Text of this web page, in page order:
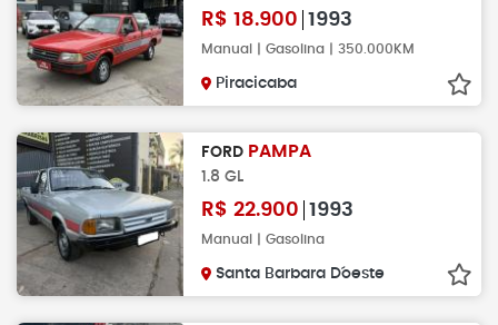
R$ 18.900 1993
Manual | Gasolina | 350.000KM
Piracicaba
FORD PAMPA
1.8 GL
R$ 22.900 1993
Manual | Gasolina
Santa Barbara D´oeste